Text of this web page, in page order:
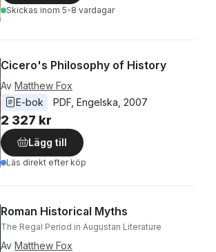
Skickas inom 5-8 vardagar
Cicero's Philosophy of History
Av Matthew Fox
E-bok
PDF Engelska 2007
2 327 kr
Lägg till
Läs direkt efter köp
Roman Historical Myths
The Regal Period in Augustan Literature
Av Matthew Fox